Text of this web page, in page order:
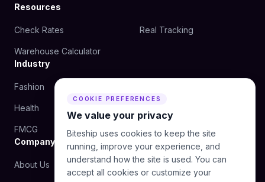
Resources
Check Rates Real Tracking
Warehouse Calculator
Industry
Fashion
Health
FMCG
Company
About Us Blog
COOKIE PREFERENCES
We value your privacy
Biteship uses cookies to keep the site
running, improve your experience, and
understand how the site is used. You can
accept all cookies or customize your